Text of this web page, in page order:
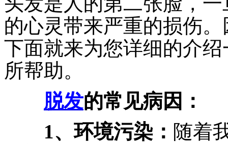
的心灵带来严重的损伤
下面就来为您详细的介绍
所帮助。
脱发的常见病因：
1、环境污染： 随着